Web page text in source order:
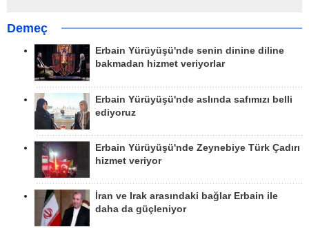
Demeç
Erbain Yürüyüşü'nde senin dinine diline
bakmadan hizmet veriyorlar
Erbain Yürüyüşü'nde aslında safımızı belli
ediyoruz
Erbain Yürüyüşü'nde Zeynebiye Türk Çadırı
hizmet veriyor
İran ve Irak arasındaki bağlar Erbain ile
daha da güçleniyor